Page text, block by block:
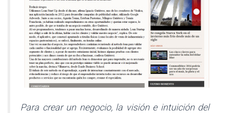
Para crear un negocio, la visión e intuición del